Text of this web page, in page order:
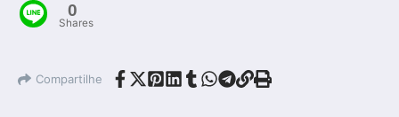
0
Shares
Compartilhe